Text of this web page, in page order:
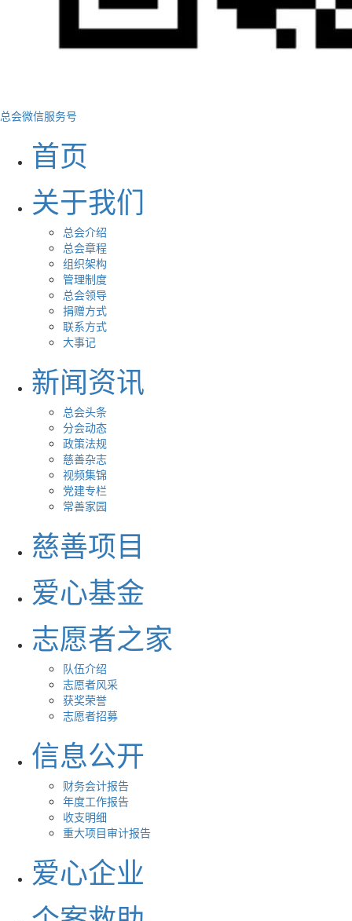
总会微信服务号
首页
关于我们
总会介绍
总会章程
组织架构
管理制度
总会领导
捐赠方式
联系方式
大事记
新闻资讯
总会头条
分会动态
政策法规
慈善杂志
视频集锦
党建专栏
常善家园
慈善项目
爱心基金
志愿者之家
队伍介绍
志愿者风采
获奖荣誉
志愿者招募
信息公开
财务会计报告
年度工作报告
收支明细
重大项目审计报告
爱心企业